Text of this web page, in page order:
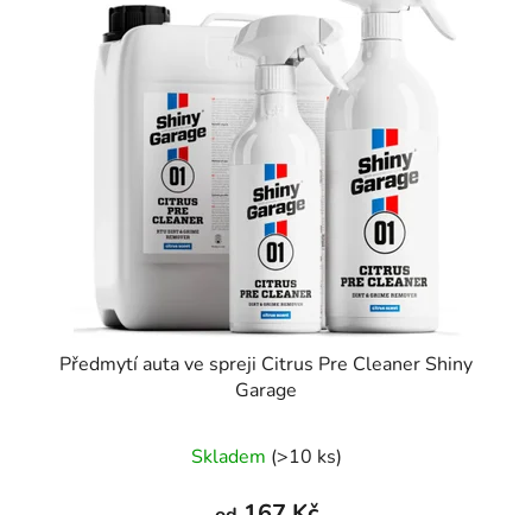
Předmytí auta ve spreji Citrus Pre Cleaner Shiny
Garage
Skladem (>10 ks)